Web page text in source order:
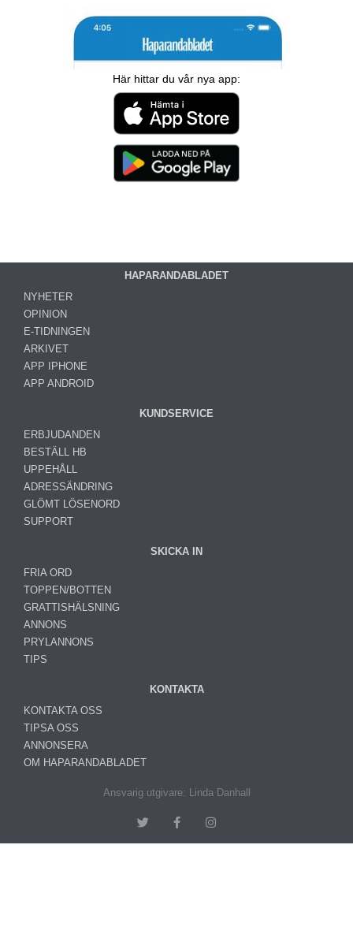
Här hittar du vår nya app:
HAPARANDABLADET
NYHETER
OPINION
E-TIDNINGEN
ARKIVET
APP IPHONE
APP ANDROID
KUNDSERVICE
ERBJUDANDEN
BESTÄLL HB
UPPEHÅLL
ADRESSÄNDRING
GLÖMT LÖSENORD
SUPPORT
SKICKA IN
FRIA ORD
TOPPEN/BOTTEN
GRATTISHÄLSNING
ANNONS
PRYLANNONS
TIPS
KONTAKTA
KONTAKTA OSS
TIPSA OSS
ANNONSERA
OM HAPARANDABLADET
Ansvarig utgivare: Linda Danhall